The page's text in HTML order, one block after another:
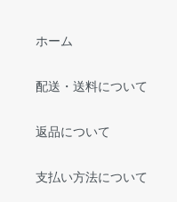
ホーム
配送・送料について
返品について
支払い方法について